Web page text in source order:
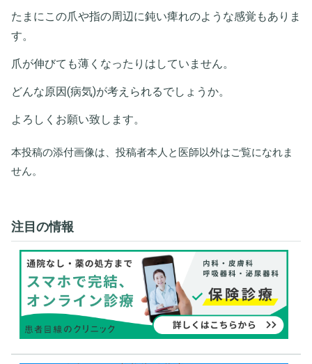
たまにこの爪や指の周辺に鈍い痺れのような感覚もありま
す。
爪が伸びても薄くなったりはしていません。
どんな原因(病気)が考えられるでしょうか。
よろしくお願い致します。
本投稿の添付画像は、投稿者本人と医師以外はご覧になれま
せん。
注目の情報